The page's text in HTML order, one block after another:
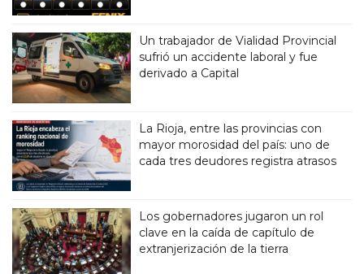
Un trabajador de Vialidad Provincial
sufrió un accidente laboral y fue
derivado a Capital
La Rioja, entre las provincias con
mayor morosidad del país: uno de
cada tres deudores registra atrasos
Los gobernadores jugaron un rol
clave en la caída de capítulo de
extranjerización de la tierra